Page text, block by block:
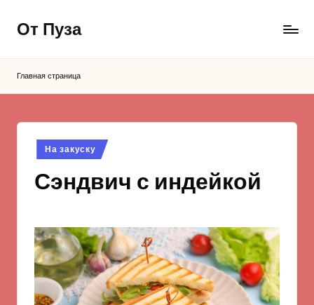
Перейти
содержимому
От Пуза
вкусные
Главная страница
Опубликовано
в
На закуску
Сэндвич с индейкой